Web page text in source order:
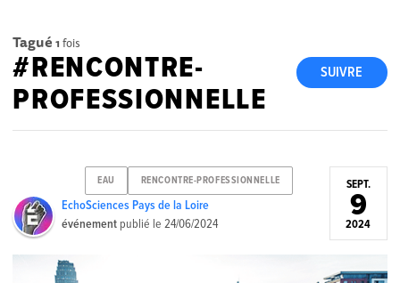
Tagué 1 fois
SUIVRE
#RENCONTRE-
PROFESSIONNELLE
EAU RENCONTRE-PROFESSIONNELLE
EchoSciences Pays de la Loire
événement publié le24/06/2024
SEPT.
9
2024